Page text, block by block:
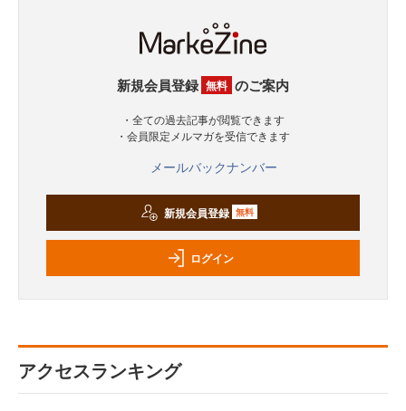
新規会員登録 無料 のご案内
・全ての過去記事が閲覧できます
・会員限定メルマガを受信できます
メールバックナンバー
新規会員登録 無料
ログイン
アクセスランキング